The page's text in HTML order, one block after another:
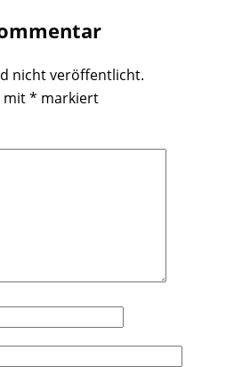
nicht veröffentlicht.
mit* markiert